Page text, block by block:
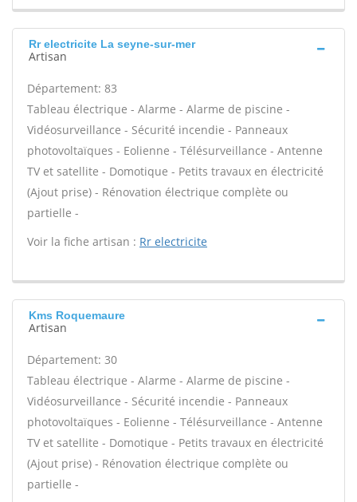
Rr electricite La seyne-sur-mer
Artisan
Département: 83
Tableau électrique - Alarme - Alarme de piscine -
Vidéosurveillance - Sécurité incendie - Panneaux
photovoltaïques - Eolienne - Télésurveillance - Antenne
TV et satellite - Domotique - Petits travaux en électricité
(Ajout prise) - Rénovation électrique complète ou
partielle -
Voir la fiche artisan : Rr electricite
Kms Roquemaure
Artisan
Département: 30
Tableau électrique - Alarme - Alarme de piscine -
Vidéosurveillance - Sécurité incendie - Panneaux
photovoltaïques - Eolienne - Télésurveillance - Antenne
TV et satellite - Domotique - Petits travaux en électricité
(Ajout prise) - Rénovation électrique complète ou
partielle -